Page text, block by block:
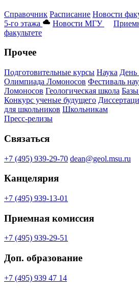
Справочник Расписание Новости
5-го этажа
Новости МГУ
факультете
Прочее
Подготовительные курсы Наука День
Олимпиада Ломоносов Фестиваль
Ломоносов Геологическая школа
Конкурс ученые будущего
для школьников Школьникам
Пресс-релизы
Связаться
+7 (495) 939-29-70 dean@geol.msu.ru
Канцелярия
+7 (495) 939-13-01
Приемная комиссия
+7 (495) 939-29-51
Доп. образование
+7 (495) 939 47 14